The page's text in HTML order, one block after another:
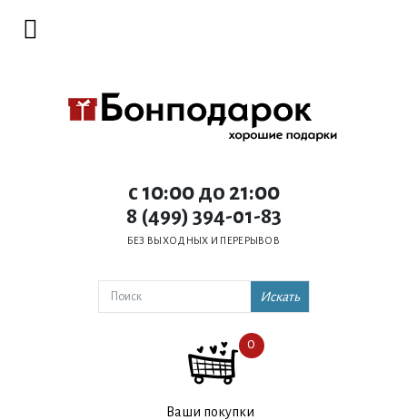
c 10:00 до 21:00
8 (499) 394-01-83
БЕЗ ВЫХОДНЫХ И ПЕРЕРЫВОВ
Искать
0
Ваши покупки